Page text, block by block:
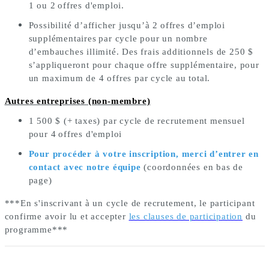
1 ou 2 offres d'emploi.
Possibilité d’afficher jusqu’à 2 offres d’emploi
supplémentaires par cycle pour un nombre
d’embauches illimité. Des frais additionnels de 250 $
s’appliqueront pour chaque offre supplémentaire, pour
un maximum de 4 offres par cycle au total.
Autres entreprises (non-membre)
1 500 $ (+ taxes) par cycle de recrutement mensuel
pour 4 offres d'emploi
Pour procéder à votre inscription, merci d’entrer en
contact avec notre équipe (coordonnées en bas de
page)
***En s'inscrivant à un cycle de recrutement, le participant
confirme avoir lu et accepter les clauses de participation du
programme***